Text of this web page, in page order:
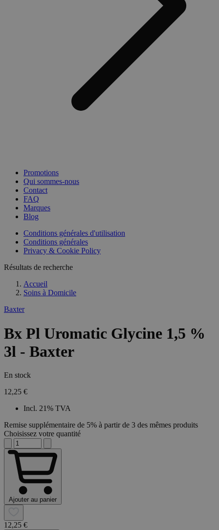
Promotions
Qui sommes-nous
Contact
FAQ
Marques
Blog
Conditions générales d'utilisation
Conditions générales
Privacy & Cookie Policy
Résultats de recherche
Accueil
Soins à Domicile
Baxter
Bx Pl Uromatic Glycine 1,5 %
3l - Baxter
En stock
12,25 €
Incl. 21% TVA
Remise supplémentaire de 5% à partir de 3 des mêmes produits
Choisissez votre quantité
Ajouter au panier
12,25 €